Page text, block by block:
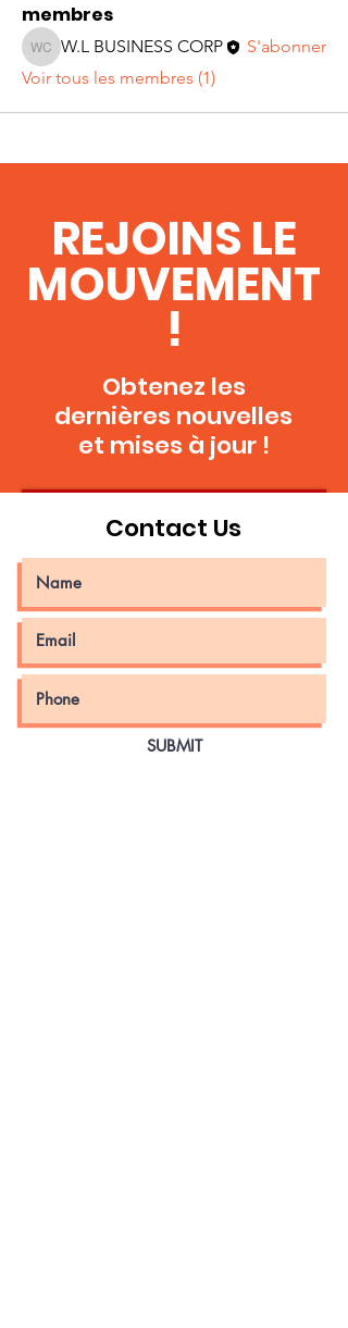
membres
W.L BUSINESS CORP
W.L BUSINESS CORP
S'abonner
Voir tous les membres (1)
REJOINS LE
MOUVEMENT
!
Obtenez les
dernières nouvelles
et mises à jour !
Contact Us
SUBMIT